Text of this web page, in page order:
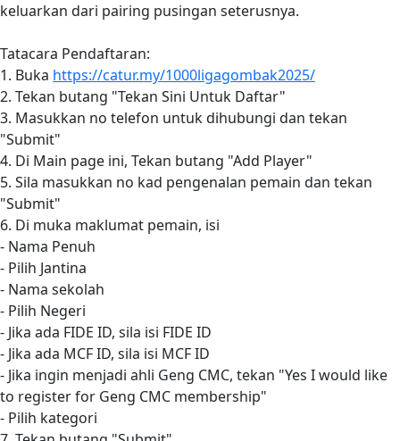
keluarkan dari pairing pusingan seterusnya.
Tatacara Pendaftaran:
1. Buka https://catur.my/1000ligagombak2025/
2. Tekan butang "Tekan Sini Untuk Daftar"
3. Masukkan no telefon untuk dihubungi dan tekan
"Submit"
4. Di Main page ini, Tekan butang "Add Player"
5. Sila masukkan no kad pengenalan pemain dan tekan
"Submit"
6. Di muka maklumat pemain, isi
- Nama Penuh
- Pilih Jantina
- Nama sekolah
- Pilih Negeri
- Jika ada FIDE ID, sila isi FIDE ID
- Jika ada MCF ID, sila isi MCF ID
- Jika ingin menjadi ahli Geng CMC, tekan "Yes I would like
to register for Geng CMC membership"
- Pilih kategori